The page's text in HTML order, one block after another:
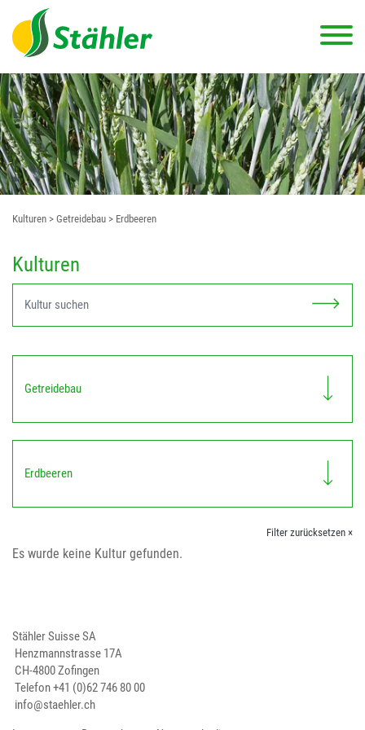
Kulturen > Getreidebau > Erdbeeren
Kulturen
Getreidebau
Erdbeeren
Filter zurücksetzen ×
Es wurde keine Kultur gefunden.
Stähler Suisse SA
Henzmannstrasse 17A
CH-4800 Zofingen
Telefon+41 (0)62 746 80 00
info@staehler.ch